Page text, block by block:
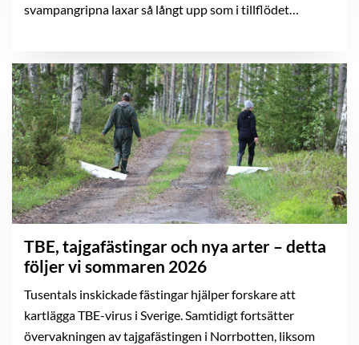
svampangripna laxar så långt upp som i tillflödet
TBE, tajgafästingar och nya arter – detta
följer vi sommaren 2026
Tusentals inskickade fästingar hjälper forskare att
kartlägga TBE-virus i Sverige. Samtidigt fortsätter
övervakningen av tajgafästingen i Norrbotten, liksom